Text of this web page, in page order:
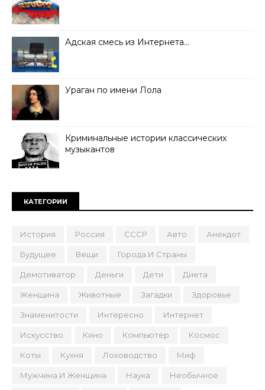
Адская смесь из Интернета…
Ураган по имени Лола
Криминальные истории классических
музыкантов
КАТЕГОРИИ
История Россия СССР Авто Анекдот
Будущее Вещи Города И Страны
Демотиватор Деньги Дети Диета
Женщина Животные Загадки Здоровье
Знаменитости Интересно Интернет
Искусство Кино Компьютер Космос
Коты Кухня Лоховодство Миф
Мужчина И Женщина Наука Необычное